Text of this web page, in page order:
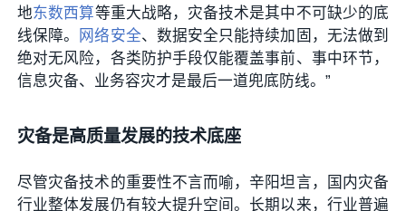
地东数西算等重大战略，灾备技术是其中不可缺少的底
线保障。
网络安全、数据安全只能持续加固，无法做到
绝对无风险，各类防护手段仅能覆盖事前、事中环节，
信息灾备、业务容灾才是最后一道兜底防线。”
灾备是高质量发展的技术底座
尽管灾备技术的重要性不言而喻，辛阳坦言，国内灾备
行业整体发展仍有较大提升空间。长期以来，行业普遍